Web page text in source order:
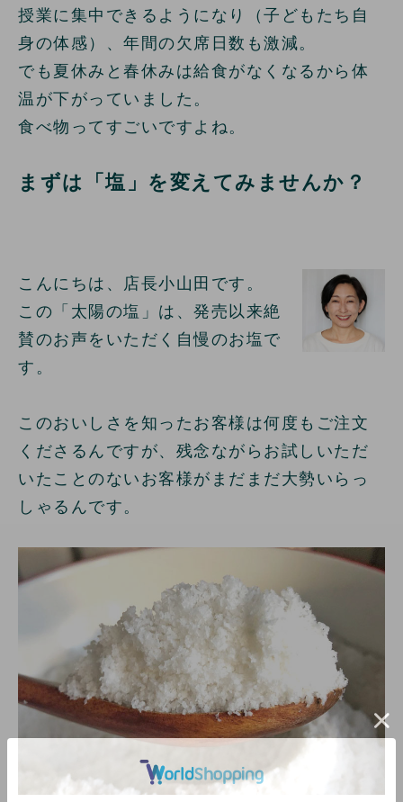
授業に集中できるようになり（子どもたち自
身の体感）、年間の欠席日数も激減。
でも夏休みと春休みは給食がなくなるから体
温が下がっていました。
食べ物ってすごいですよね。
まずは「塩」を変えてみませんか？
こんにちは、店長小山田です。
この「太陽の塩」は、発売以来絶
賛のお声をいただく自慢のお塩で
す。
このおいしさを知ったお客様は何度もご注文
くださるんですが、残念ながらお試しいただ
いたことのないお客様がまだまだ大勢いらっ
しゃるんです。